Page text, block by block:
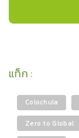
แท็ก :
Colochula
Zero to Global